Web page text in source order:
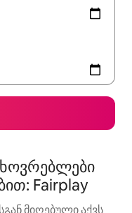
Fairplay
მიღებული აქვს